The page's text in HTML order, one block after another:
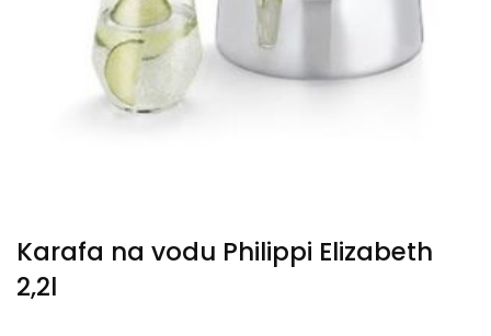
Karafa na vodu Philippi Elizabeth
2,2l